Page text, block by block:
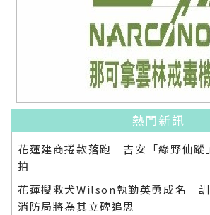
熱門新訊
花蓮建商捲款落跑 吉安「綠野仙蹤
拍
花蓮搜救犬Wilson執勤英勇成名 訓
消防局將為其立碑追思